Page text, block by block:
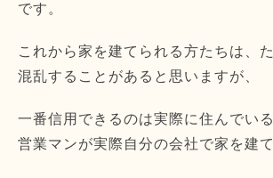
です。
これから家を建てられる方たちは、
混乱することがあると思いますが、
一番信用できるのは実際に住んでい
営業マンが実際自分の会社で家を建